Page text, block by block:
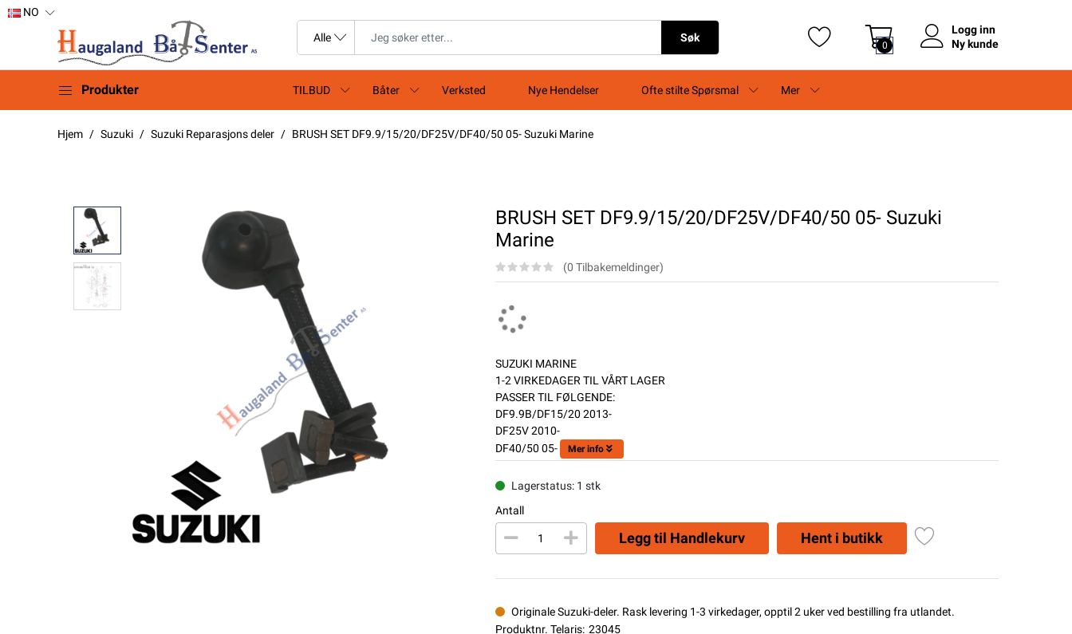
NO
Søk
0
Logg inn
Ny kunde
Produkter TILBUD Båter Verksted Nye Hendelser Ofte stilte Spørsmal Mer
Hjem Suzuki Suzuki Reparasjons deler BRUSH SET DF9.9/15/20/DF25V/DF40/50 05- Suzuki Marine
BRUSH SET DF9.9/15/20/DF25V/DF40/50 05- Suzuki
Marine
(0 Tilbakemeldinger)
SUZUKI MARINE
1-2 VIRKEDAGER TIL VÅRT LAGER
PASSER TIL FØLGENDE:
DF9.9B/DF15/20 2013-
DF25V 2010-
DF40/50 05-
Mer info
Lagerstatus: 1 stk
Antall
Legg til Handlekurv Hent i butikk
Originale Suzuki-deler. Rask levering 1-3 virkedager, opptil 2 uker ved bestilling fra utlandet.
Produktnr. Telaris: 23045